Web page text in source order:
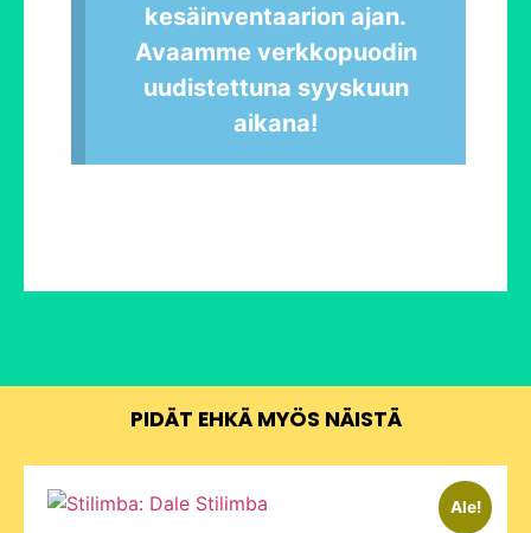
kesäinventaarion ajan.
Avaamme verkkopuodin
uudistettuna syyskuun
aikana!
PIDÄT EHKÄ MYÖS NÄISTÄ
Ale!